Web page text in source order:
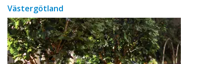
Västergötland